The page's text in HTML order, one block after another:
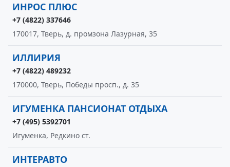
ИНРОС ПЛЮС
+7 (4822) 337646
170017, Тверь, д. промзона Лазурная, 35
ИЛЛИРИЯ
+7 (4822) 489232
170000, Тверь, Победы просп., д. 35
ИГУМЕНКА ПАНСИОНАТ ОТДЫХА
+7 (495) 5392701
Игуменка, Редкино ст.
ИНТЕРАВТО